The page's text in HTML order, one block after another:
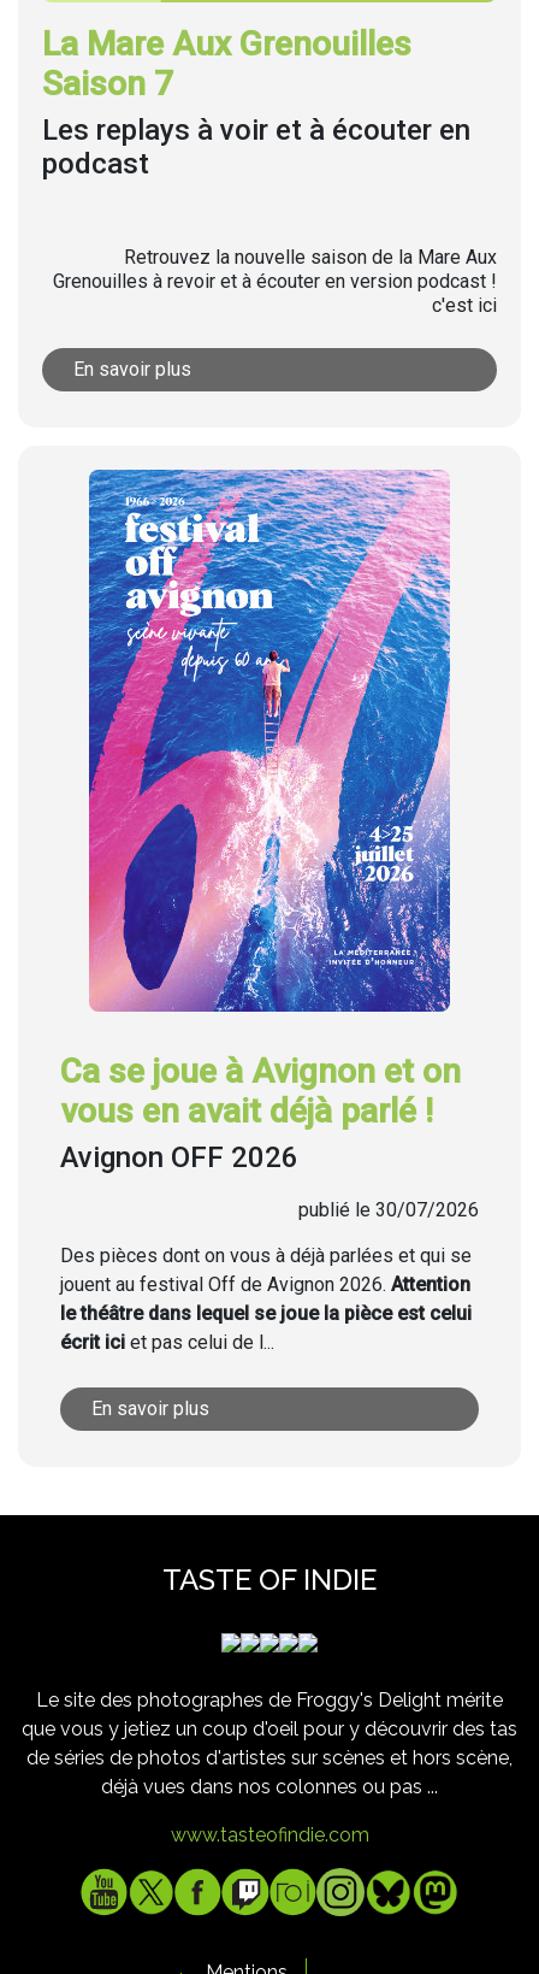
La Mare Aux Grenouilles
Saison 7
Les replays à voir et à écouter en
podcast
Retrouvez la nouvelle saison de la Mare Aux
Grenouilles à revoir et à écouter en version podcast !
c'est ici
En savoir plus
Ca se joue à Avignon et on
vous en avait déjà parlé !
Avignon OFF 2026
publié le 30/07/2026
Des pièces dont on vous à déjà parlées et qui se
jouent au festival Off de Avignon 2026. Attention
le théâtre dans lequel se joue la pièce est celui
écrit ici et pas celui de l...
En savoir plus
TASTE OF INDIE
Le site des photographes de Froggy's Delight mérite
que vous y jetiez un coup d'oeil pour y découvrir des tas
de séries de photos d'artistes sur scènes et hors scène,
déjà vues dans nos colonnes ou pas ...
www.tasteofindie.com